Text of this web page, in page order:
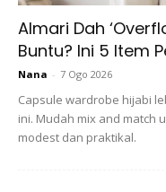
doktor tetapi
Almari Dah
Buntu? Ini 5 Item
Nana - 7 Ogo 2026
Capsule wardrobe hijabi
ini. Mudah mix and match
modest dan praktikal.